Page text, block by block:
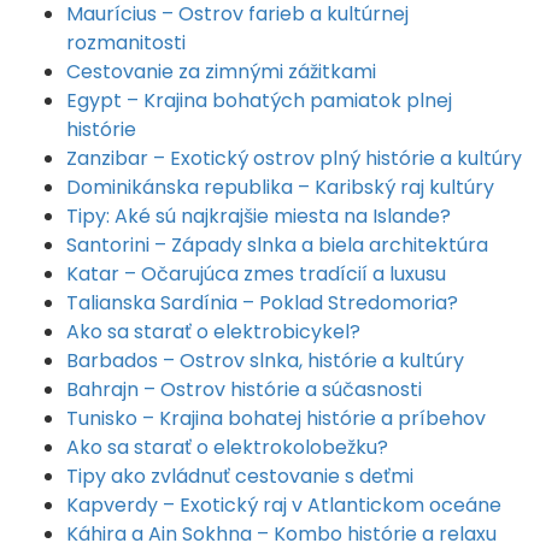
Maurícius – Ostrov farieb a kultúrnej
rozmanitosti
Cestovanie za zimnými zážitkami
Egypt – Krajina bohatých pamiatok plnej
histórie
Zanzibar – Exotický ostrov plný histórie a kultúry
Dominikánska republika – Karibský raj kultúry
Tipy: Aké sú najkrajšie miesta na Islande?
Santorini – Západy slnka a biela architektúra
Katar – Očarujúca zmes tradícií a luxusu
Talianska Sardínia – Poklad Stredomoria?
Ako sa starať o elektrobicykel?
Barbados – Ostrov slnka, histórie a kultúry
Bahrajn – Ostrov histórie a súčasnosti
Tunisko – Krajina bohatej histórie a príbehov
Ako sa starať o elektrokolobežku?
Tipy ako zvládnuť cestovanie s deťmi
Kapverdy – Exotický raj v Atlantickom oceáne
Káhira a Ain Sokhna – Kombo histórie a relaxu